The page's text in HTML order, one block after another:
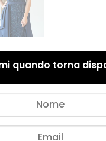
quando torna